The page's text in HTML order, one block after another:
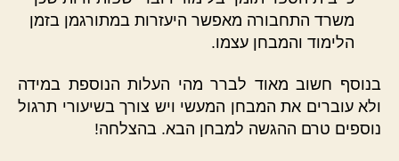
משרד התחבורה מאפשר היעזרות במתורגמן בזמן
הלימוד והמבחן עצמו.
בנוסף חשוב מאוד לברר מהי העלות הנוספת במידה
ולא עוברים את המבחן המעשי ויש צורך בשיעורי תרגול
נוספים טרם ההגשה למבחן הבא. בהצלחה!